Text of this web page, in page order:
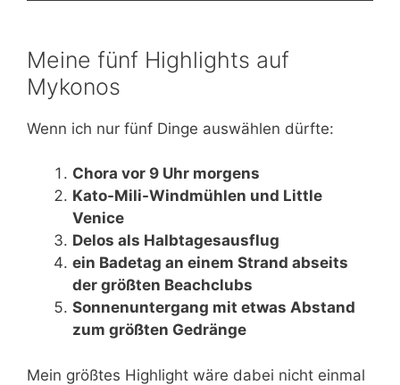
Meine fünf Highlights auf
Mykonos
Wenn ich nur fünf Dinge auswählen dürfte:
Chora vor 9 Uhr morgens
Kato-Mili-Windmühlen und Little
Venice
Delos als Halbtagesausflug
ein Badetag an einem Strand abseits
der größten Beachclubs
Sonnenuntergang mit etwas Abstand
zum größten Gedränge
Mein größtes Highlight wäre dabei nicht einmal